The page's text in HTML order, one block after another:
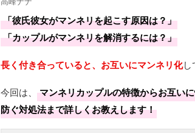
「彼氏彼女がマンネリを起こす原因は？」
「カップルがマンネリを解消するには？」
長く付き合っていると、お互いにマンネリ化し
今回は、
マンネリカップルの特徴からお互い
防ぐ対処法まで詳しくお教えします！